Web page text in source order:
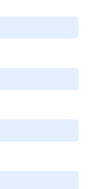
駆除器のレンタ
、太陽光発電シス
の販売及びそれに